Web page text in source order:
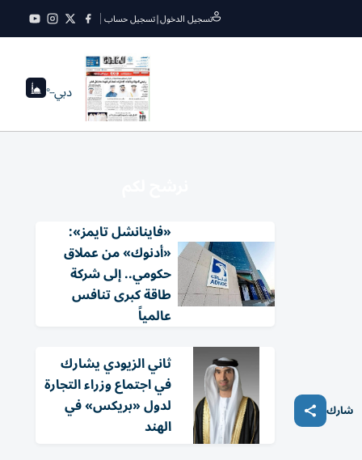
تسجيل الدخول|تسجيل حساب
دبي--°
شارك
«فاينانشل تايمز»:
«أدنوك» من عملاق
حكومي.. إلى شركة
طاقة كبرى تنافس
عالمياً
ثاني الزيودي يشارك
في اجتماع وزراء التجارة
لدول «بريكس» في
الهند